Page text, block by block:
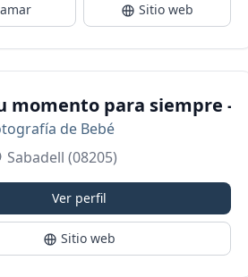
Sitio web
momento para siempre -
de Bebé
Sabadell (08205)
Ver perfil
Sitio web